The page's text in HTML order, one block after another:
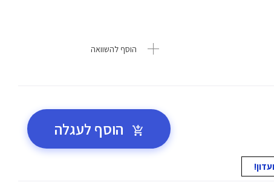
הוסף להשוואה
הוסף לעגלה